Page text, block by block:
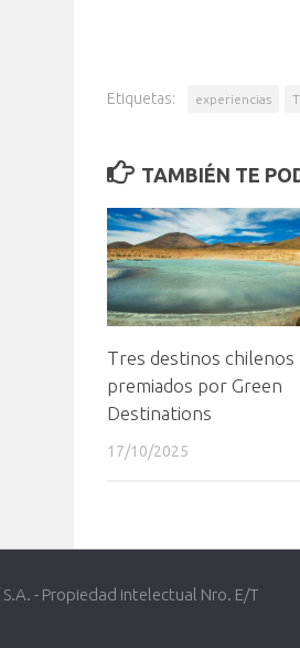
Etiquetas: experiencias
TAMBIÉN TE
Tres destinos chilenos
premiados por Green
Destinations
17/10/2025
- Propiedad intelectual Nro. E/T